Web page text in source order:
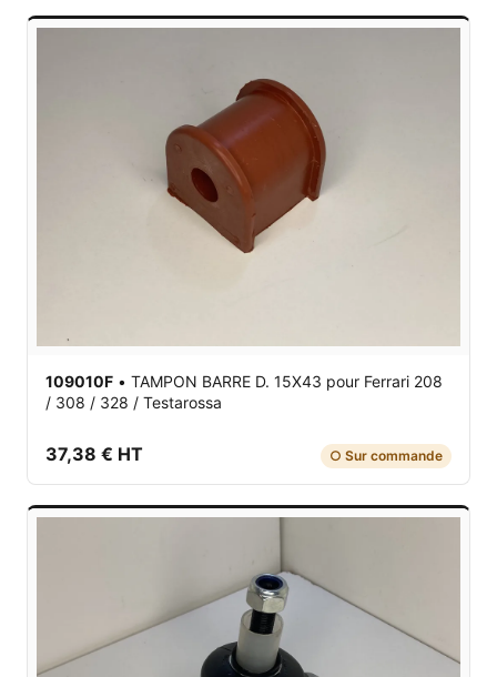
109010F • TAMPON BARRE D. 15X43 pour Ferrari 208
/ 308 / 328 / Testarossa
37,38 € HT ○ Sur commande